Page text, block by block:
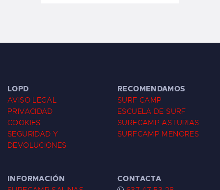
LOPD
AVISO LEGAL
PRIVACIDAD
COOKIES
SEGURIDAD Y
DEVOLUCIONES
RECOMENDAMOS
SURF CAMP
ESCUELA DE SURF
SURFCAMP ASTURIAS
SURFCAMP MENORES
INFORMACIÓN CONTACTA